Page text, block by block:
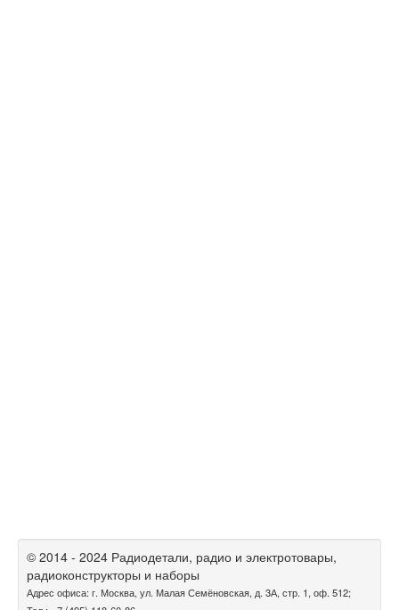
© 2014 - 2024 Радиодетали, радио и электротовары,
радиоконструкторы и наборы
Адрес офиса: г. Москва, ул. Малая Семёновская, д. 3А, стр. 1, оф. 512;